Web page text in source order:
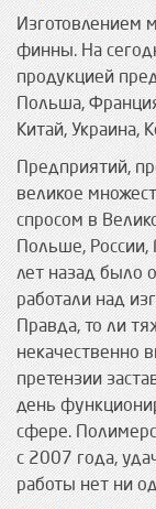
Изготовлением
финны. На
продукцией
Польша,
Китай, Украина,
Предприятий,
великое
спросом в
Польше,
лет назад было
работали над
Правда, то ли
некачественно
претензии
день
сфере.
с 2007 года,
работы нет ни